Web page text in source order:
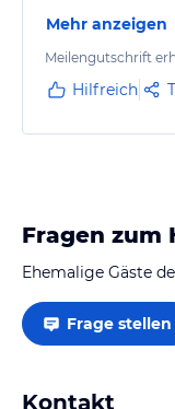
Mehr anzeigen
Meilengutschrift
Hilfreich
Fragen zum
Ehemalige Gäste
Frage stellen
Kontakt